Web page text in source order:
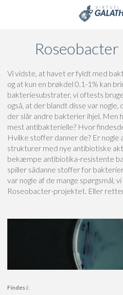
Vi vidste, at havet er fyldt med
og at kun en brøkdel 0.1-1% kan
bakteriesubstrater, vi oftests
også, at der blandt disse var
der slår andre bakterier ihjel. Men
mest antibakterielle? Hvor
Hvilke stoffer danner de? Er
strukturer med nye antibiotiske
bekæmpe antibiotika-resistente
spiller sådanne stoffer for
var nogle af de mange spørgsmål,
Roseobacter-projektet. Eller
Findes i: